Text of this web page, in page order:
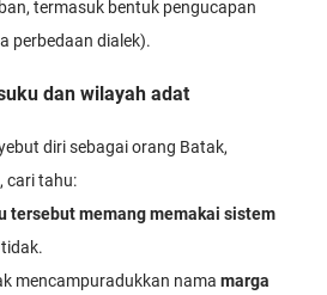
termasuk bentuk pengucapan
perbedaan dialek).
dan wilayah adat
diri sebagai orang Batak,
cari tahu:
tersebut memang memakai sistem
mencampuradukkan nama marga